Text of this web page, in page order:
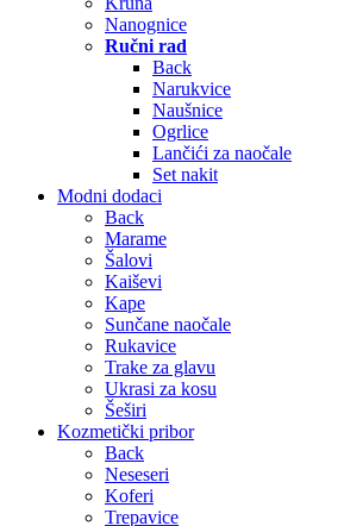
Nanognice
Ručni rad
Back
Narukvice
Naušnice
Ogrlice
Lančići za naočale
Set nakit
Modni dodaci
Back
Marame
Šalovi
Kaiševi
Kape
Sunčane naočale
Rukavice
Trake za glavu
Ukrasi za kosu
Šeširi
Kozmetički pribor
Back
Neseseri
Koferi
Trepavice